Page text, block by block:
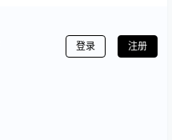
登录 注册